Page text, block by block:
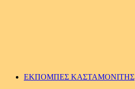
ΕΚΠΟΜΠΕΣ ΚΑΣΤΑΜΟΝΙΤΗΣ